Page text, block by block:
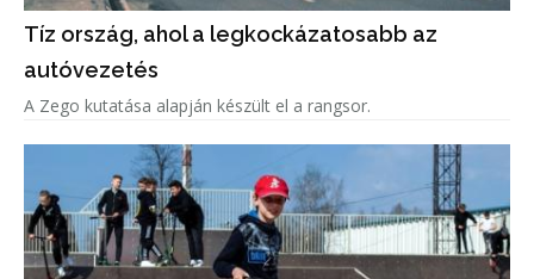
Tíz ország, ahol a legkockázatosabb az
autóvezetés
A Zego kutatása alapján készült el a rangsor.